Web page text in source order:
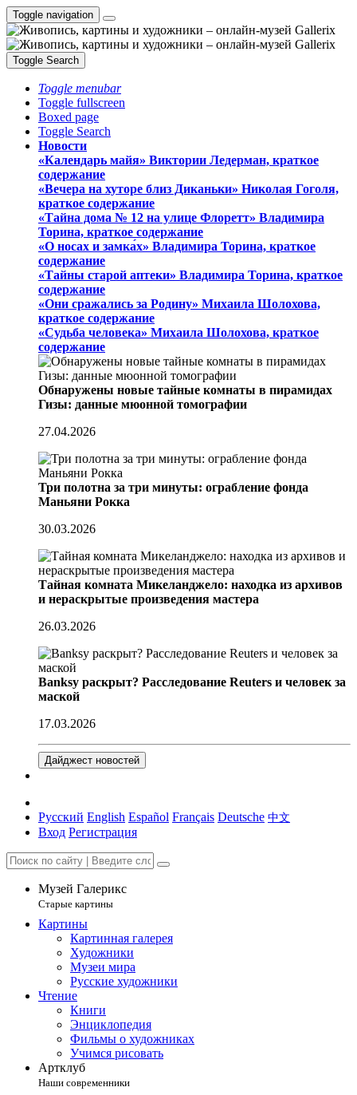
Toggle navigation
Toggle Search
Toggle menubar
Toggle fullscreen
Boxed page
Toggle Search
Новости
«Календарь майя» Виктории Ледерман, краткое
содержание
«Вечера на хуторе близ Диканьки» Николая Гоголя,
краткое содержание
«Тайна дома № 12 на улице Флоретт» Владимира
Торина, краткое содержание
«О носах и замка́х» Владимира Торина, краткое
содержание
«Тайны старой аптеки» Владимира Торина, краткое
содержание
«Они сражались за Родину» Михаила Шолохова,
краткое содержание
«Судьба человека» Михаила Шолохова, краткое
содержание
Обнаружены новые тайные комнаты в пирамидах
Гизы: данные мюонной томографии
27.04.2026
Три полотна за три минуты: ограбление фонда
Маньяни Рокка
30.03.2026
Тайная комната Микеланджело: находка из архивов
и нераскрытые произведения мастера
26.03.2026
Banksy раскрыт? Расследование Reuters и человек за
маской
17.03.2026
Дайджест новостей
Русский English Español Français Deutsche 中文
Вход Регистрация
Музей Галерикс
Старые картины
Картины
Картинная галерея
Художники
Музеи мира
Русские художники
Чтение
Книги
Энциклопедия
Фильмы о художниках
Учимся рисовать
Артклуб
Наши современники